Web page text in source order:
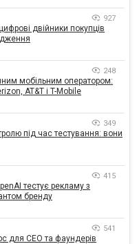
927
двійники покупців
248
мобільним оператором:
AT&T і T-Mobile
349
під час тестування: вони
415
тестує рекламу з
бренду
541
для CEO та фаундерів